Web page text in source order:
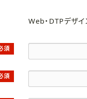
Web・DTPデザイ
須
須